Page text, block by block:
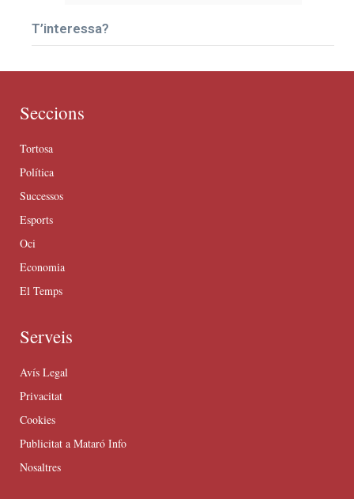
T’interessa?
Seccions
Tortosa
Política
Successos
Esports
Oci
Economia
El Temps
Serveis
Avís Legal
Privacitat
Cookies
Publicitat a Mataró Info
Nosaltres